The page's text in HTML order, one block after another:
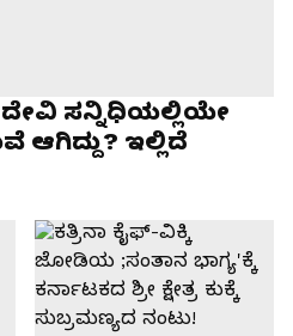
ದೇವಿ ಸನ್ನಿಧಿಯಲ್ಲಿಯೇ
ಇಲ್ಲಿದೆ